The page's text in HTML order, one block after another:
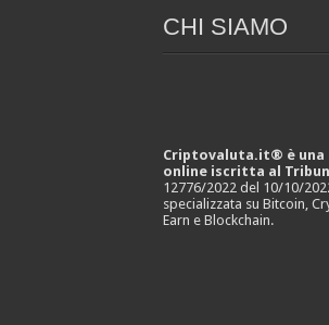
CHI SIAMO
Criptovaluta.it® è
online iscritta al
12776/2022 del 10/10/
specializzata su Bitcoin,
Earn e Blockchain.